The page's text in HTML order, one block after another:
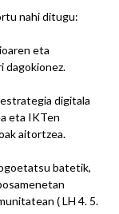
nahi ditugu:
eta
dagokionez.
digitala
eta IKTen
aitortzea.
batetik,
( LH 4. 5.